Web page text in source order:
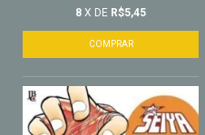
8 X DE R$5,45